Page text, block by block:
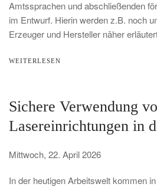
Amtssprachen und abschließenden
im Entwurf. Hierin werden z.B. noch
Erzeuger und Hersteller näher
WEITERLESEN
Sichere Verwendung
Lasereinrichtungen in
Mittwoch, 22. April 2026
In der heutigen Arbeitswelt kommen